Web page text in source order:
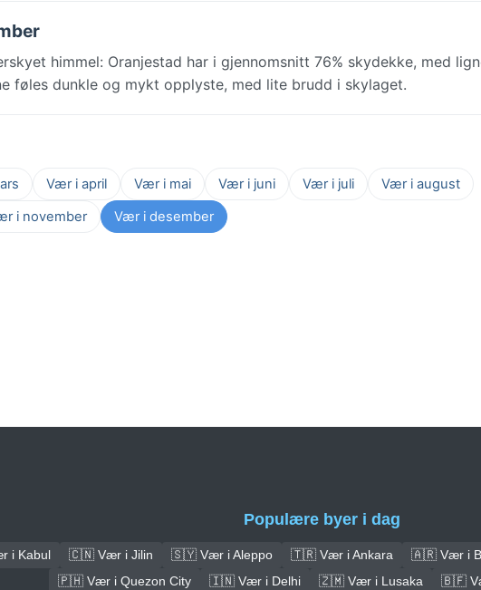
himmel: Oranjestad har i gjennomsnitt 76% skydekke, med
føles dunkle og mykt opplyste, med lite brudd i skylaget.
Vær i april Vær i mai Vær i juni Vær i juli
Vær i august
i november Vær i desember
Populære byer i dag
i Kabul 🇨🇳 Vær i Jilin 🇸🇾 Vær i Aleppo 🇹🇷 Vær i Ankara 🇦🇷 Vær i
🇵🇭 Vær i Quezon City
🇮🇳 Vær i Delhi 🇿🇲 Vær i Lusaka 🇧🇫